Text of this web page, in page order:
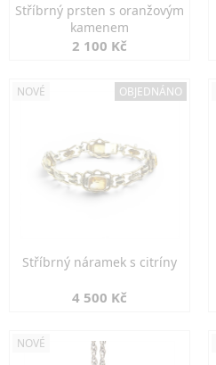
Stříbrný prsten s oranžovým
kamenem
2 100 Kč
NOVÉ OBJEDNÁNO
Stříbrný náramek s citríny
4 500 Kč
NOVÉ